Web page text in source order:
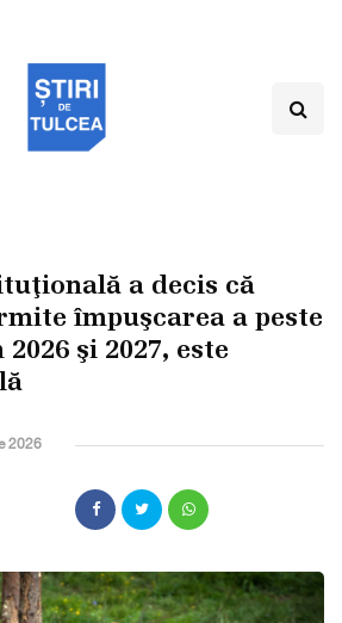
a decis că
împuşcarea a peste
şi 2027, este
2026